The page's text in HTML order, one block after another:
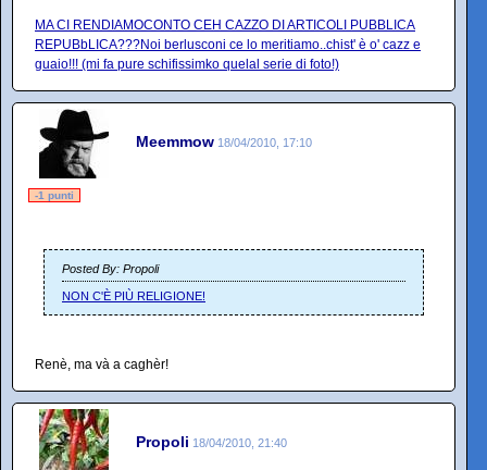
MA CI RENDIAMOCONTO CEH CAZZO DI ARTICOLI PUBBLICA
REPUBbLICA???Noi berlusconi ce lo meritiamo..chist' è o' cazz e
guaio!!! (mi fa pure schifissimko quelal serie di foto!)
Meemmow 18/04/2010, 17:10
-1 punti
Posted By: Propoli
NON C'È PIÙ RELIGIONE!
Renè, ma và a caghèr!
Propoli 18/04/2010, 21:40